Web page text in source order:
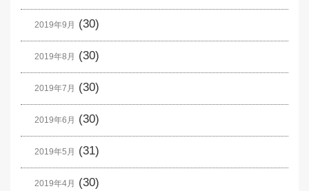
2019年9月 (30)
2019年8月 (30)
2019年7月 (30)
2019年6月 (30)
2019年5月 (31)
2019年4月 (30)